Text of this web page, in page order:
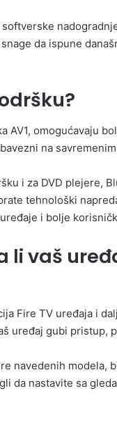
da ispune
AV1, omogućavaju
na
i za DVD plejerе,
tehnološki
i bolje
li vaš
Fire TV uređaja i
uređaj gubi pristup,
navedenih modela,
da nastavite sa